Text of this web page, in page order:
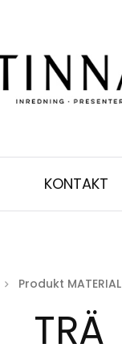
KONTAKT
Produkt MATERIAL
TRÄ